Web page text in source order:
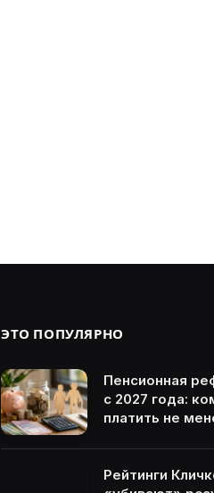
ЭТО ПОПУЛЯРНО
Пенсионная
с 2027 года:
платить не
Рейтинги